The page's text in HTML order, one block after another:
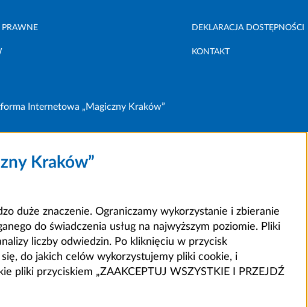
PRAWNE DEKLARACJA DOSTĘPNOŚCI
KONTAKT
Internetowa „Magiczny Kraków”
Kraków”
duże znaczenie. Ograniczamy wykorzystanie i zbieranie
do świadczenia usług na najwyższym poziomie. Pliki
liczby odwiedzin. Po kliknięciu w przycisk
do jakich celów wykorzystujemy pliki cookie, i
pliki przyciskiem „ZAAKCEPTUJ WSZYSTKIE I PRZEJDŹ